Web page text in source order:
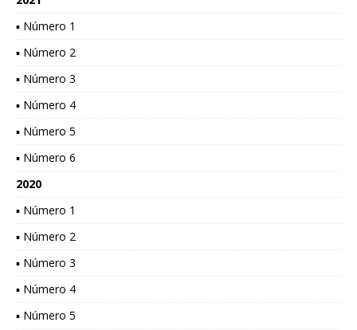
▪ Número 1
▪ Número 2
▪ Número 3
▪ Número 4
▪ Número 5
▪ Número 6
2020
▪ Número 1
▪ Número 2
▪ Número 3
▪ Número 4
▪ Número 5